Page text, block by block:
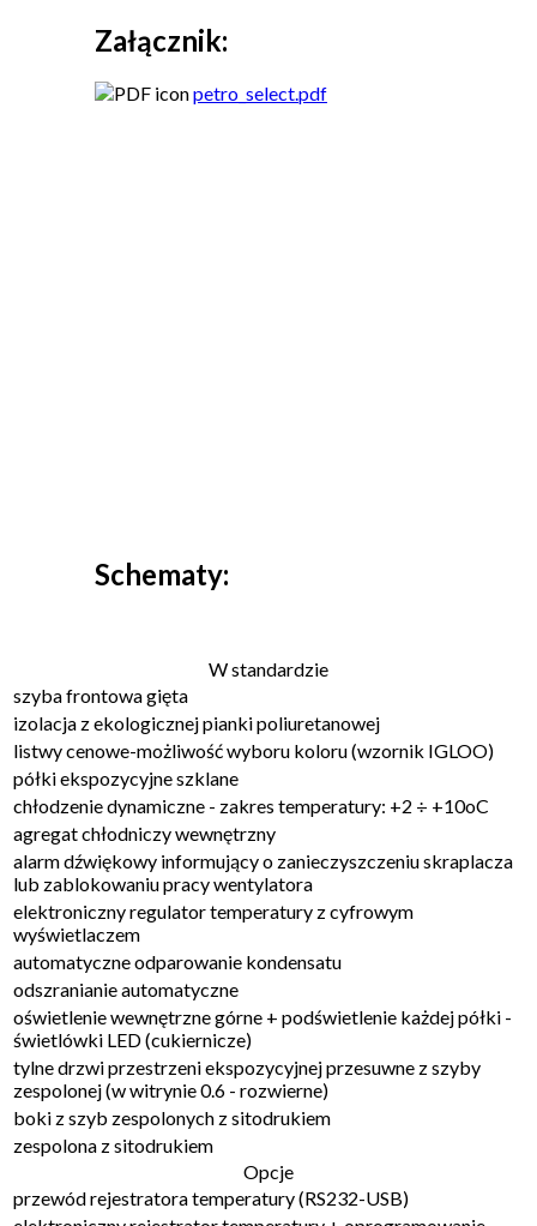
Załącznik:
petro_select.pdf
Schematy:
W standardzie
szyba frontowa gięta
izolacja z ekologicznej pianki poliuretanowej
listwy cenowe-możliwość wyboru koloru (wzornik IGLOO)
półki ekspozycyjne szklane
chłodzenie dynamiczne - zakres temperatury: +2 ÷ +10oC
agregat chłodniczy wewnętrzny
alarm dźwiękowy informujący o zanieczyszczeniu skraplacza
lub zablokowaniu pracy wentylatora
elektroniczny regulator temperatury z cyfrowym
wyświetlaczem
automatyczne odparowanie kondensatu
odszranianie automatyczne
oświetlenie wewnętrzne górne + podświetlenie każdej półki -
świetlówki LED (cukiernicze)
tylne drzwi przestrzeni ekspozycyjnej przesuwne z szyby
zespolonej (w witrynie 0.6 - rozwierne)
boki z szyb zespolonych z sitodrukiem
zespolona z sitodrukiem
Opcje
przewód rejestratora temperatury (RS232-USB)